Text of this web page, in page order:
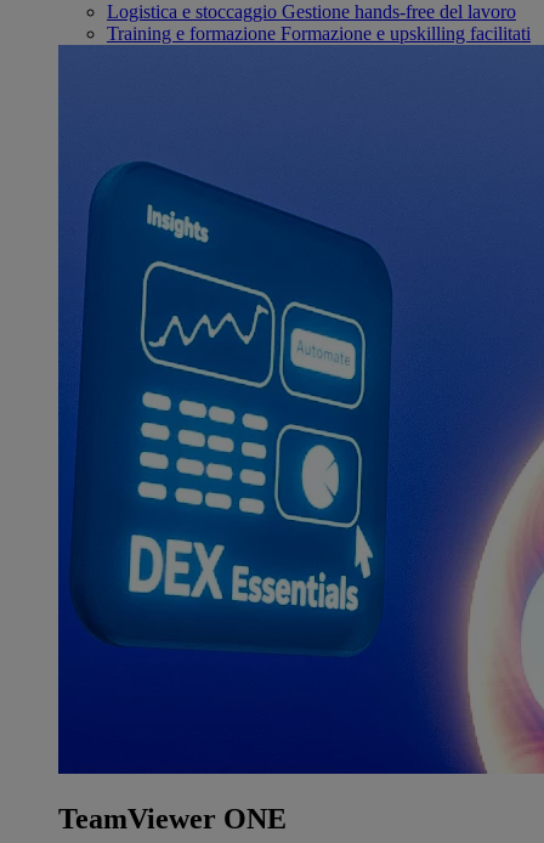
Logistica e stoccaggio Gestione hands-free del lavoro
Training e formazione Formazione e upskilling facilitati
TeamViewer ONE